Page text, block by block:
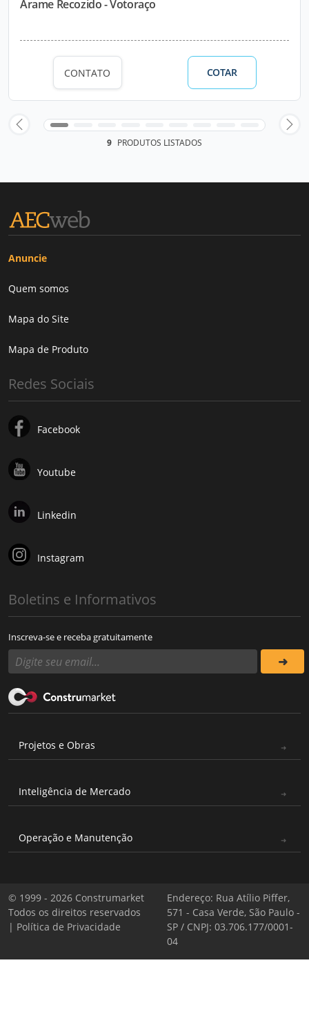
Arame Recozido - Votoraço
CONTATO COTAR
9 PRODUTOS LISTADOS
Anuncie
Quem somos
Mapa do Site
Mapa de Produto
Redes Sociais
Facebook
Youtube
Linkedin
Instagram
Boletins e Informativos
Inscreva-se e receba gratuitamente
Projetos e Obras
Inteligência de Mercado
Operação e Manutenção
© 1999 - 2026 Construmarket
Todos os direitos reservados
| Política de Privacidade
Endereço: Rua Atílio Piffer,
571 - Casa Verde, São Paulo -
SP / CNPJ: 03.706.177/0001-
04